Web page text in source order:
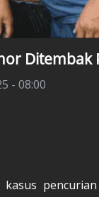
Ditembak
- 08:00
kasus